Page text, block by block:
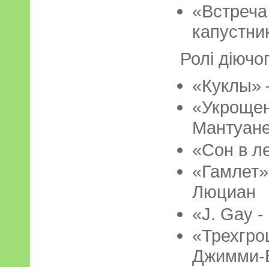
Ролі
«Куклы»
«Сон в
Люциан
«J. Gay
Джимми-